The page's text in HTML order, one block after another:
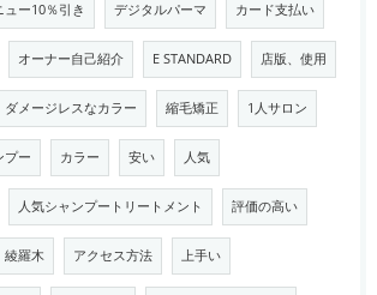
ュー10％引き デジタルパーマ カード支払い
オーナー自己紹介 E STANDARD 店版、使用
ダメージレスなカラー 縮毛矯正 1人サロン
プー カラー 安い 人気
人気シャンプートリートメント 評価の高い
綾羅木 アクセス方法 上手い